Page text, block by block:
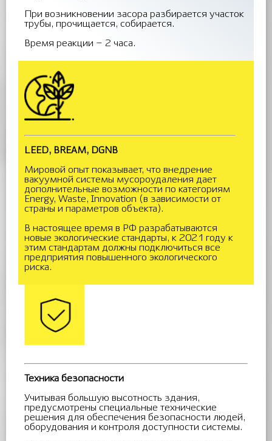
При возникновении засора разбирается участок
трубы, прочищается, собирается.
Время реакции – 2 часа.
LEED, BREAM, DGNB
Мировой опыт показывает, что внедрение
вакуумной системы мусороудаления дает
дополнительные возможности по категориям
Energy, Waste, Innovation (в зависимости от
страны и параметров объекта).
В настоящее время в РФ разрабатываются
новые экологические стандарты, к 2021 году к
этим стандартам должны подключиться все
предприятия повышенного экологического
риска.
Техника безопасности
Учитывая большую высотность здания,
предусмотрены специальные технические
решения для обеспечения безопасности людей,
оборудования и контроля доступности системы.